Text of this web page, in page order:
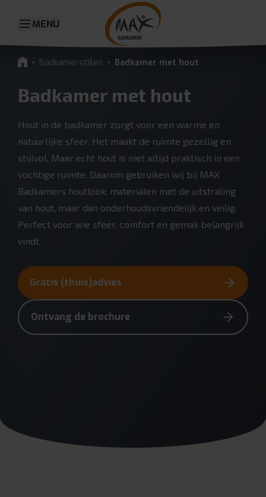
MENU
Badkamerstijlen Badkamer met hout
Badkamer met hout
Hout in de badkamer zorgt voor een warme en
natuurlijke sfeer. Het maakt de ruimte gezellig en
stijlvol. Maar echt hout is niet altijd praktisch in een
vochtige ruimte. Daarom gebruiken wij bij MAX
Badkamers houtlook: materialen met de uitstraling
van hout, maar dan onderhoudsvriendelijk en veilig.
Perfect voor wie sfeer, comfort en gemak belangrijk
vindt.
Gratis (thuis)advies
Ontvang de brochure